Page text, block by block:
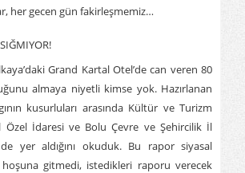
her gecen gün fakirleşmemiz…
Grand Kartal Otel’de can veren 80
almaya niyetli kimse yok. Hazırlanan
kusurluları arasında Kültür ve Turizm
Özel İdaresi ve Bolu Çevre ve Şehircilik İl
yer aldığını okuduk. Bu rapor siyasal
gitmedi, istedikleri raporu verecek